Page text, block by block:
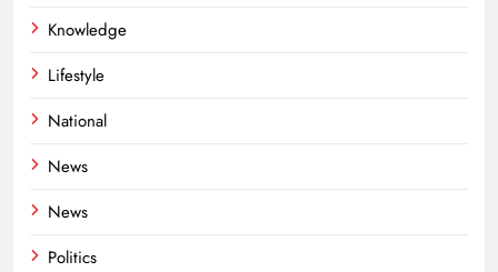
Knowledge
Lifestyle
National
News
News
Politics